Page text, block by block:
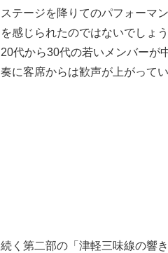
ステージを降りてのパフォーマ
を感じられたのではないでしょう
20代から30代の若いメンバーが
奏に客席からは歓声が上がってい
続く第二部の「津軽三味線の響